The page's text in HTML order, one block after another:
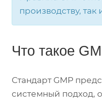
производству, так
Что такое
Стандарт GMP
системный подход,